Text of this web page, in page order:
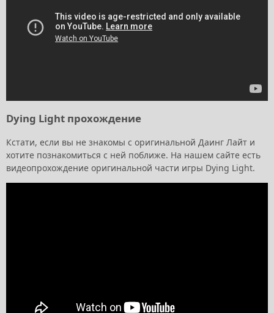
Dying Light прохождение
Кстати, если вы не знакомы с оригинальной Даинг Лайт и
хотите познакомиться с ней поближе. На нашем сайте есть
видеопрохождение оригинальной части игры Dying Light.